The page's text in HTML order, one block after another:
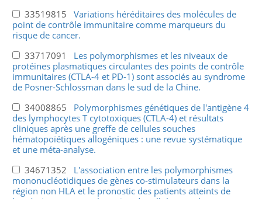
33519815 Variations héréditaires des molécules de
point de contrôle immunitaire comme marqueurs du
risque de cancer.
33717091 Les polymorphismes et les niveaux de
protéines plasmatiques circulantes des points de contrôle
immunitaires (CTLA-4 et PD-1) sont associés au syndrome
de Posner-Schlossman dans le sud de la Chine.
34008865 Polymorphismes génétiques de l'antigène 4
des lymphocytes T cytotoxiques (CTLA-4) et résultats
cliniques après une greffe de cellules souches
hématopoïétiques allogéniques : une revue systématique
et une méta-analyse.
34671352 L'association entre les polymorphismes
mononucléotidiques de gènes co-stimulateurs dans la
région non HLA et le pronostic des patients atteints de